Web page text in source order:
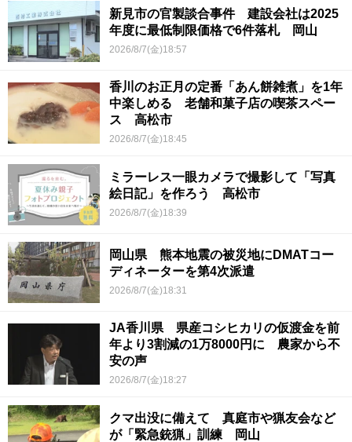
新見市の官製談合事件 建設会社は2025
年度に最低制限価格で6件落札 岡山
2026/8/7(金)18:57
香川のお正月の定番「あん餅雑煮」を1年
中楽しめる 老舗和菓子店の喫茶スペー
ス 高松市
2026/8/7(金)18:45
ミラーレス一眼カメラで撮影して「写真
絵日記」を作ろう 高松市
2026/8/7(金)18:39
岡山県 熊本地震の被災地にDMATコー
ディネーターを第4次派遣
2026/8/7(金)18:31
JA香川県 県産コシヒカリの仮渡金を前
年より3割減の1万8000円に 農家から不
安の声
2026/8/7(金)18:27
クマ出没に備えて 真庭市や猟友会など
が「緊急銃猟」訓練 岡山